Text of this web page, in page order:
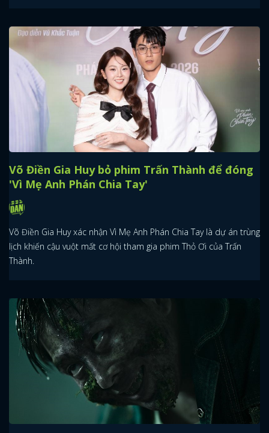
Võ Điền Gia Huy bỏ phim Trấn Thành để đóng
'Vì Mẹ Anh Phán Chia Tay'
Võ Điền Gia Huy xác nhận Vì Mẹ Anh Phán Chia Tay là dự án trùng
lịch khiến cậu vuột mất cơ hội tham gia phim Thỏ Ơi của Trấn
Thành.